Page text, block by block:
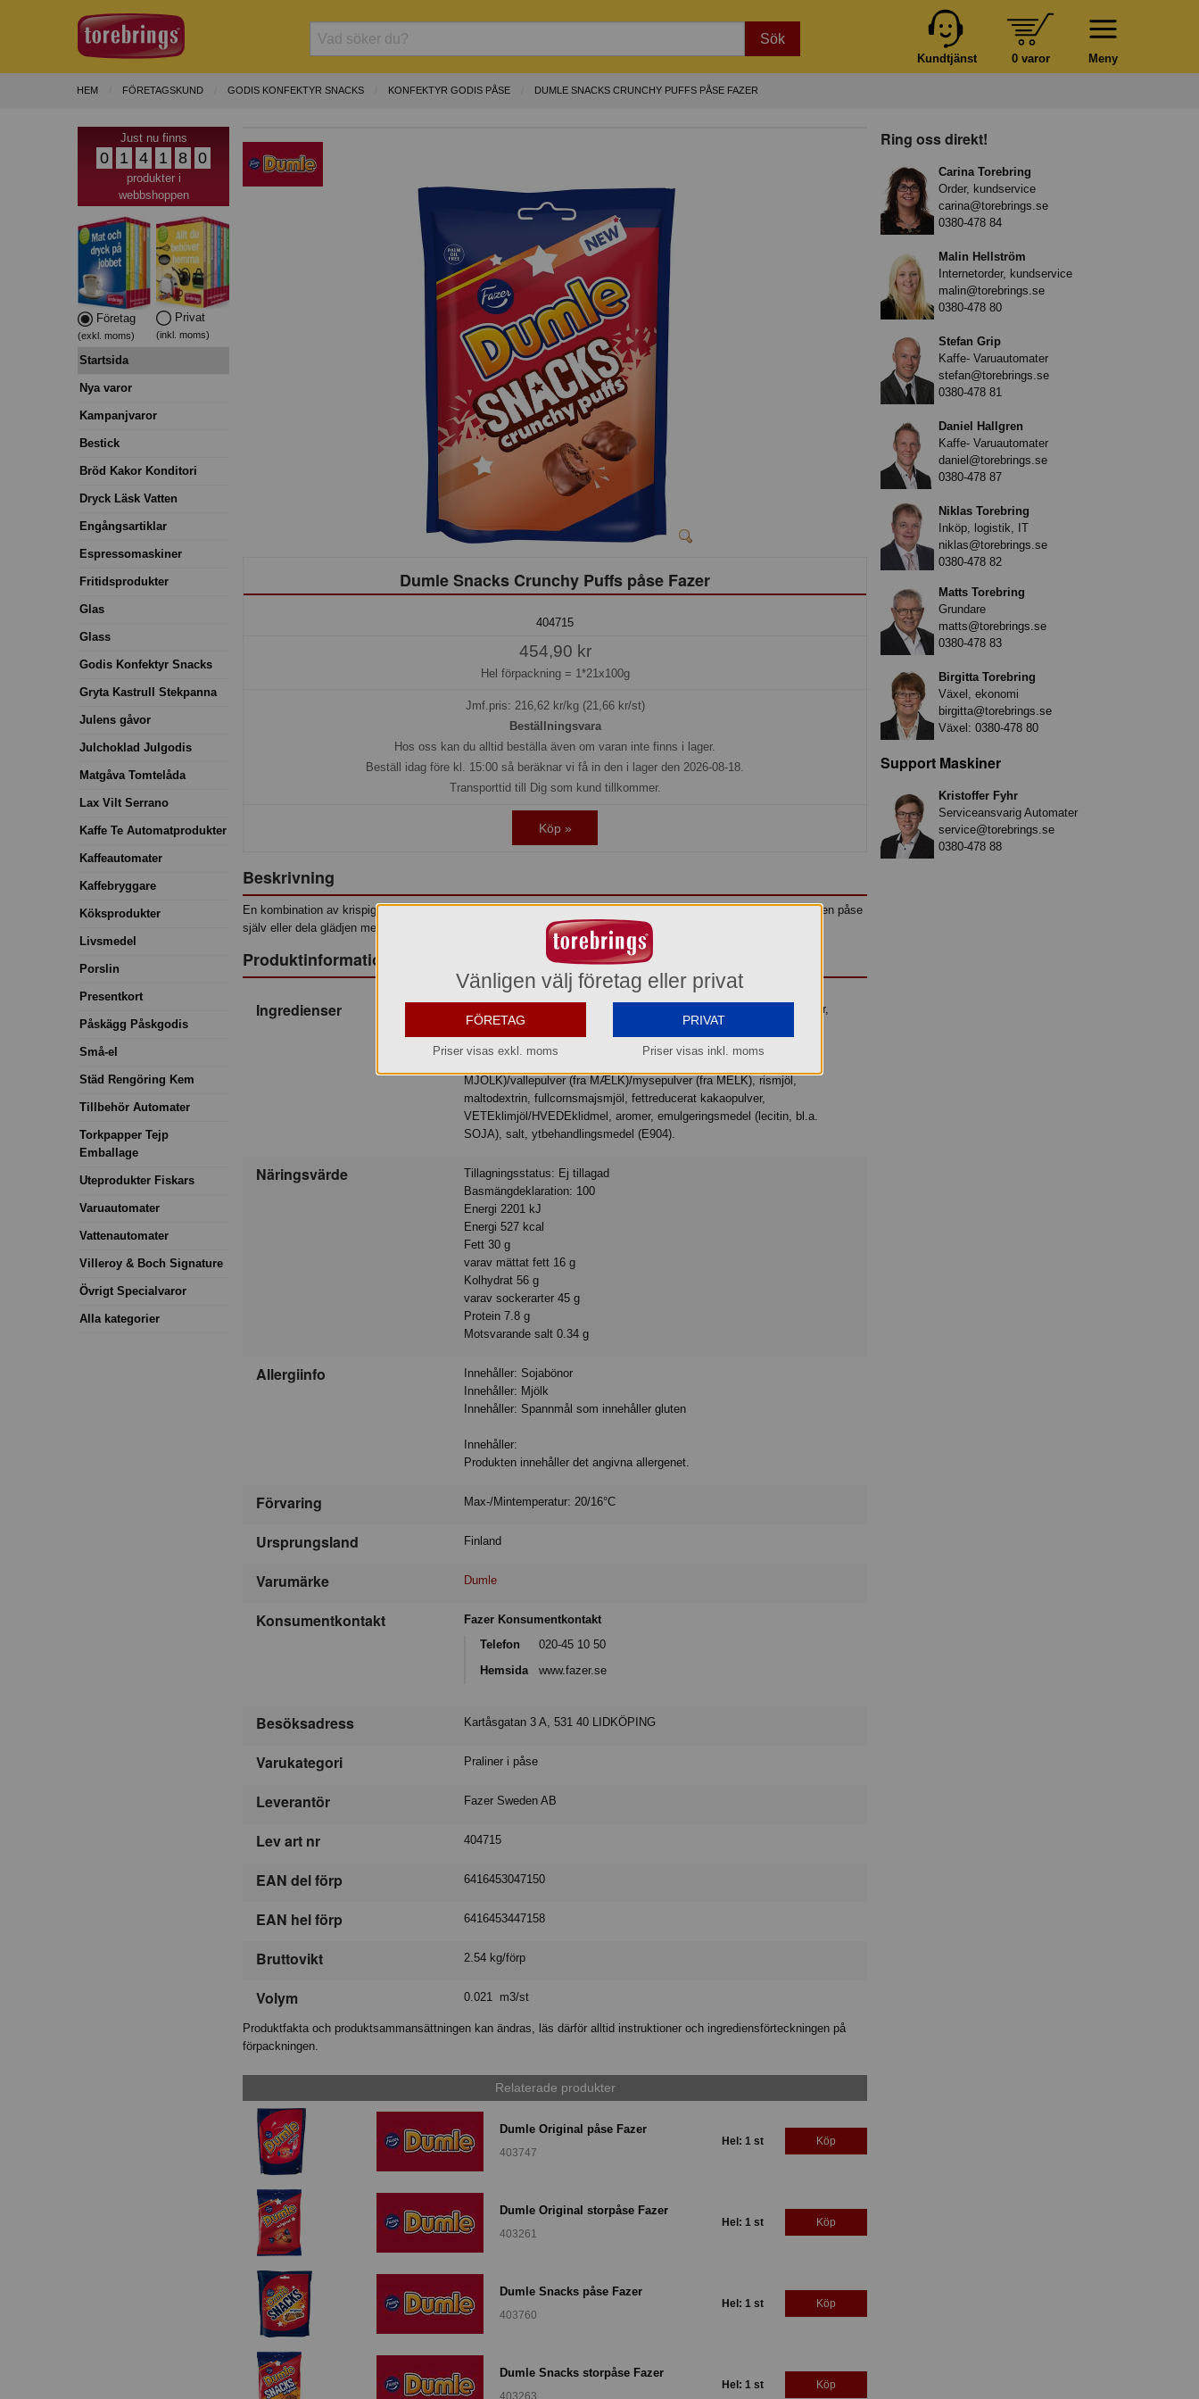
Sök
Meny
0 varor
Kundtjänst
HEM FÖRETAGSKUND GODIS KONFEKTYR SNACKS KONFEKTYR GODIS PÅSE DUMLE SNACKS CRUNCHY PUFFS PÅSE FAZER
Just nu finns
0 1 4 1 8 0
produkter i
webbshoppen
Företag
(exkl. moms)
Privat
(inkl. moms)
Startsida
Nya varor
Kampanjvaror
Bestick
Bröd Kakor Konditori
Dryck Läsk Vatten
Engångsartiklar
Espressomaskiner
Fritidsprodukter
Glas
Glass
Godis Konfektyr Snacks
Gryta Kastrull Stekpanna
Julens gåvor
Julchoklad Julgodis
Matgåva Tomtelåda
Lax Vilt Serrano
Kaffe Te Automatprodukter
Kaffeautomater
Kaffebryggare
Köksprodukter
Livsmedel
Porslin
Presentkort
Påskägg Påskgodis
Små-el
Städ Rengöring Kem
Tillbehör Automater
Torkpapper Tejp
Emballage
Uteprodukter Fiskars
Varuautomater
Vattenautomater
Villeroy & Boch Signature
Övrigt Specialvaror
Alla kategorier
Dumle Snacks Crunchy Puffs påse Fazer
404715
454,90 kr
Hel förpackning = 1*21x100g
Jmf.pris: 216,62kr/kg (21,66 kr/st)
Beställningsvara
Hos oss kan du alltid beställa även om varan inte finns i lager.
Beställ idag före kl. 15:00 så beräknar vi få in den i lager den 2026-08-18.
Transporttid till Dig som kund tillkommer.
Köp »
Beskrivning
En kombination av krispiga vetepuffar med Dumlesmakande fyllning dragerade med mjölkchokladsmak. Njut av en påse
själv eller dela glädjen med vänner och familj!
Produktinformation
Ingredienser
helMJÖLKSpulver/sødMÆLKSpulver/helMELKpulver,
fullkornsVETEmjöl/fuldkornHVEDEmel, kakaomassa,
MJÖLK)/vallepulver (fra MÆLK)/mysepulver (fra MELK), rismjöl,
maltodextrin, fullcornsmajsmjöl, fettreducerat kakaopulver,
VETEklimjöl/HVEDEklidmel, aromer, emulgeringsmedel (lecitin, bl.a.
SOJA), salt, ytbehandlingsmedel (E904).
Näringsvärde
Tillagningsstatus: Ej tillagad
Basmängdeklaration: 100
Energi 2201 kJ
Energi 527 kcal
Fett 30 g
varav mättat fett 16 g
Kolhydrat 56 g
varav sockerarter 45 g
Protein 7.8 g
Motsvarande salt 0.34 g
Allergiinfo
Innehåller: Sojabönor
Innehåller: Mjölk
Innehåller: Spannmål som innehåller gluten
Innehåller:
Produkten innehåller det angivna allergenet.
Förvaring Max-/Mintemperatur: 20/16°C
Ursprungsland Finland
Varumärke Dumle
Konsumentkontakt
Fazer Konsumentkontakt
Telefon
020-45 10 50
Hemsida
www.fazer.se
Besöksadress Kartåsgatan 3 A, 531 40 LIDKÖPING
Varukategori Praliner i påse
Leverantör Fazer Sweden AB
Lev art nr 404715
EAN del förp 6416453047150
EAN hel förp 6416453447158
Bruttovikt 2.54 kg/förp
Volym 0.021 m3/st
Produktfakta och produktsammansättningen kan ändras, läs därför alltid instruktioner och ingrediensförteckningen på
förpackningen.
Relaterade produkter
Dumle Original påse Fazer
403747
Hel: 1 st Köp
Dumle Original storpåse Fazer
403261
Hel: 1 st Köp
Dumle Snacks påse Fazer
403760
Hel: 1 st Köp
Dumle Snacks storpåse Fazer
403263
Hel: 1 st Köp
Ring oss direkt!
Carina Torebring
Order, kundservice
carina@torebrings.se
0380-478 84
Malin Hellström
Internetorder, kundservice
malin@torebrings.se
0380-478 80
Stefan Grip
Kaffe- Varuautomater
stefan@torebrings.se
0380-478 81
Daniel Hallgren
Kaffe- Varuautomater
daniel@torebrings.se
0380-478 87
Niklas Torebring
Inköp, logistik, IT
niklas@torebrings.se
0380-478 82
Matts Torebring
Grundare
matts@torebrings.se
0380-478 83
Birgitta Torebring
Växel, ekonomi
birgitta@torebrings.se
Växel: 0380-478 80
Support Maskiner
Kristoffer Fyhr
Serviceansvarig Automater
service@torebrings.se
0380-478 88
Vänligen välj företag eller privat
FÖRETAG
Priser visas exkl. moms
PRIVAT
Priser visas inkl. moms